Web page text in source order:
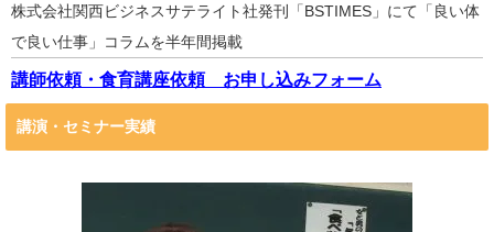
株式会社関西ビジネスサテライト社発刊「BSTIMES」にて「良い体
で良い仕事」コラムを半年間掲載
講師依頼・食育講座依頼 お申し込みフォーム
講演・セミナー実績